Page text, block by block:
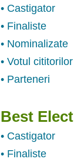
• Castigator
• Finaliste
• Nominalizate
• Votul cititorilor
• Parteneri
Best
• Castigator
• Finaliste